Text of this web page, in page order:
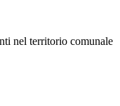
nel territorio comunale